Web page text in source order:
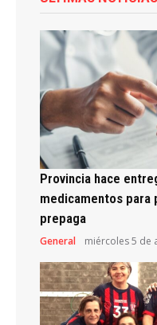
Provincia hace
medicamentos para
prepaga
General miércoles 5 de